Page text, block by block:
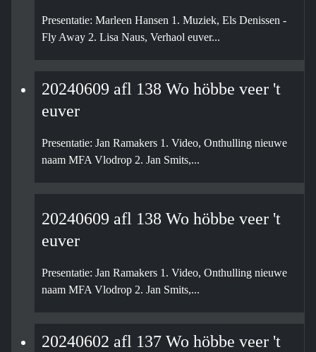
Presentatie: Marleen Hansen 1. Muziek, Els Denissen -
Fly Away 2. Lisa Naus, Verhaol euver...
20240609 afl 138 Wo höbbe veer 't
euver
Presentatie: Jan Ramakers 1. Video, Onthulling nieuwe
naam MFA Vlodrop 2. Jan Smits,...
20240609 afl 138 Wo höbbe veer 't
euver
Presentatie: Jan Ramakers 1. Video, Onthulling nieuwe
naam MFA Vlodrop 2. Jan Smits,...
20240602 afl 137 Wo höbbe veer 't